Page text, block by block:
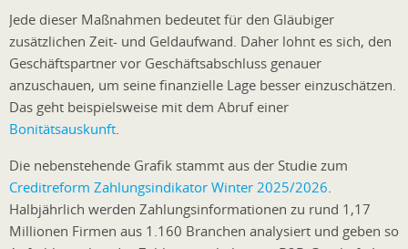
Jede dieser Maßnahmen bedeutet für den Gläubiger
zusätzlichen Zeit- und Geldaufwand. Daher lohnt es sich, den
Geschäftspartner vor Geschäftsabschluss genauer
anzuschauen, um seine finanzielle Lage besser einzuschätzen.
Das geht beispielsweise mit dem Abruf einer
Bonitätsauskunft.
Die nebenstehende Grafik stammt aus der Studie zum
Creditreform Zahlungsindikator Winter 2025/2026.
Halbjährlich werden Zahlungsinformationen zu rund 1,17
Millionen Firmen aus 1.160 Branchen analysiert und geben so